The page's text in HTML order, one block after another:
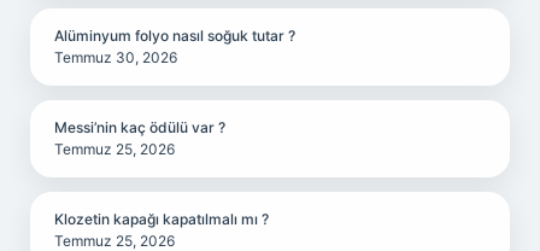
Alüminyum folyo nasıl soğuk tutar ?
Temmuz 30, 2026
Messi’nin kaç ödülü var ?
Temmuz 25, 2026
Klozetin kapağı kapatılmalı mı ?
Temmuz 25, 2026